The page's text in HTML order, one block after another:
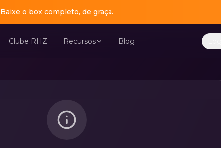
o box completo, de graça.
Clube RHZ Recursos Blog